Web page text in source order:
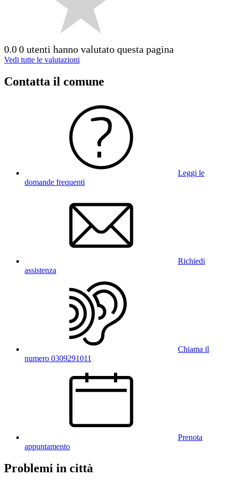
0.00 utenti hanno valutato questa pagina
Vedi tutte le valutazioni
Contatta il comune
Leggi le
domande frequenti
Richiedi
assistenza
Chiama il
numero 0309291011
Prenota
appuntamento
Problemi in città